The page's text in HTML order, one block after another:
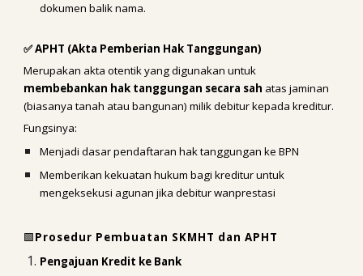
dokumen balik nama.
✅ APHT (Akta Pemberian Hak Tanggungan)
Merupakan akta otentik yang digunakan untuk
membebankan hak tanggungan secara sah atas jaminan
(biasanya tanah atau bangunan) milik debitur kepada kreditur.
Fungsinya:
Menjadi dasar pendaftaran hak tanggungan ke BPN
Memberikan kekuatan hukum bagi kreditur untuk
mengeksekusi agunan jika debitur wanprestasi
🟩Prosedur Pembuatan SKMHT dan APHT
Pengajuan Kredit ke Bank